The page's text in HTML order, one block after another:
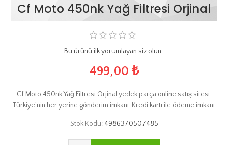
Cf Moto 450nk Yağ Filtresi Orjinal
Bu ürünü ilk yorumlayan siz olun
499,00 ₺
Cf Moto 450nk Yağ Filtresi Orjinal yedek parça online satış sitesi.
Türkiye'nin her yerine gönderim imkanı. Kredi kartı ile ödeme imkanı.
Stok Kodu: 4986370507485